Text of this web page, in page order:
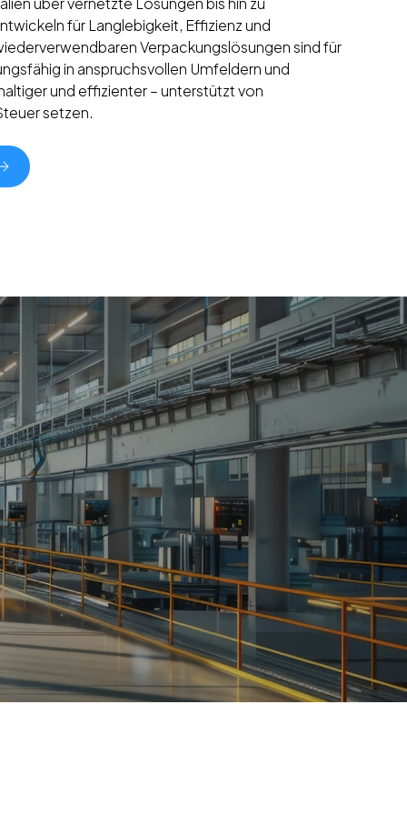
für Langlebigkeit, Effizienz und
Verpackungslösungen sind für
in anspruchsvollen Umfeldern und
und effizienter – unterstützt von
setzen.